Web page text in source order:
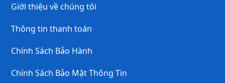
Giới thiệu về chúng tôi
Thông tin thanh toán
Chính Sách Bảo Hành
Chính Sách Bảo Mật Thông Tin